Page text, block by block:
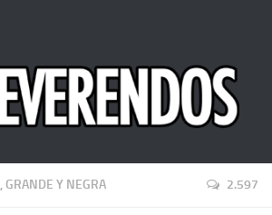
GRANDE Y NEGRA 2.597